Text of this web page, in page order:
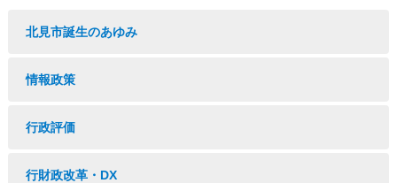
北見市誕生のあゆみ
情報政策
行政評価
行財政改革・DX